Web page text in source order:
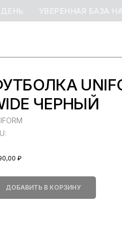
УВЕРЕННАЯ БАЗА
ЧЕРНЫЙ
₽
ДОБАВИТЬ В КОРЗИНУ